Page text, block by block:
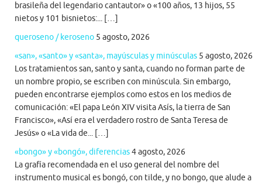
brasileña del legendario cantautor» o «100 años, 13 hijos, 55
nietos y 101 bisnietos:... […]
queroseno / keroseno 5 agosto, 2026
«san», «santo» y «santa», mayúsculas y minúsculas 5 agosto, 2026
Los tratamientos san, santo y santa, cuando no forman parte de
un nombre propio, se escriben con minúscula. Sin embargo,
pueden encontrarse ejemplos como estos en los medios de
comunicación: «El papa León XIV visita Asís, la tierra de San
Francisco», «Así era el verdadero rostro de Santa Teresa de
Jesús» o «La vida de... […]
«bongo» y «bongó», diferencias4 agosto, 2026
La grafía recomendada en el uso general del nombre del
instrumento musical es bongó, con tilde, y no bongo, que alude a